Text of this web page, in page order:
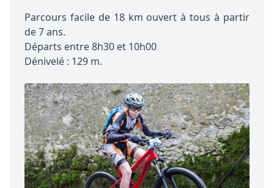
Parcours facile de 18 km ouvert à tous à partir
de 7 ans.
Départs entre 8h30 et 10h00
Dénivelé : 129 m.